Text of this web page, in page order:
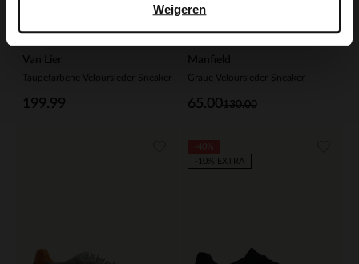
Weigeren
Van Lier
Taupefarbene Veloursleder-Sneaker
199.99
Manfield
Graue Veloursleder-Sneaker
130.00
65.00
-10% EXTRA